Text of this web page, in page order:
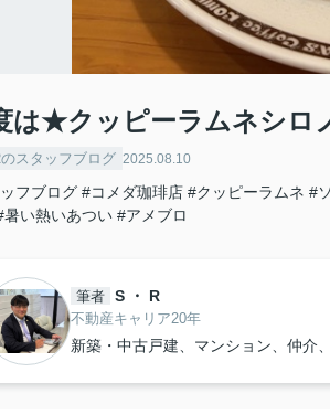
は★クッピーラムネシロ
スタッフブログ 2025.08.10
フブログ #コメダ珈琲店 #クッピーラムネ #
暑い熱いあつい #アメブロ
筆者 S ・ R
不動産キャリア20年
新築・中古戸建、マンション、仲介